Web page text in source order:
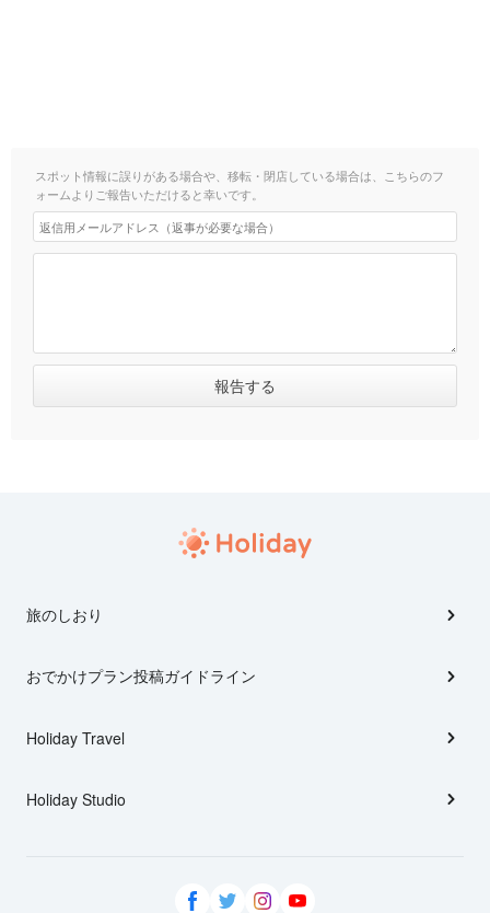
スポット情報に誤りがある場合や、移転・閉店している場合は、こちらのフ
ォームよりご報告いただけると幸いです。
旅のしおり
おでかけプラン投稿ガイドライン
Holiday Travel
Holiday Studio